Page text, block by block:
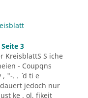
3
KreisblattS S iche
- Coupqns
"-. . ´ d ti e
jedoch nur
ke . ol, fikeit